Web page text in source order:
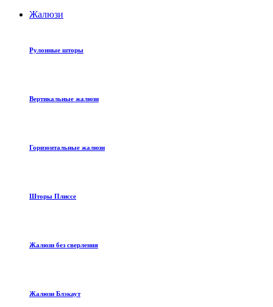
Жалюзи
Рулонные шторы
Вертикальные жалюзи
Горизонтальные жалюзи
Шторы Плиссе
Жалюзи без сверления
Жалюзи Блэкаут